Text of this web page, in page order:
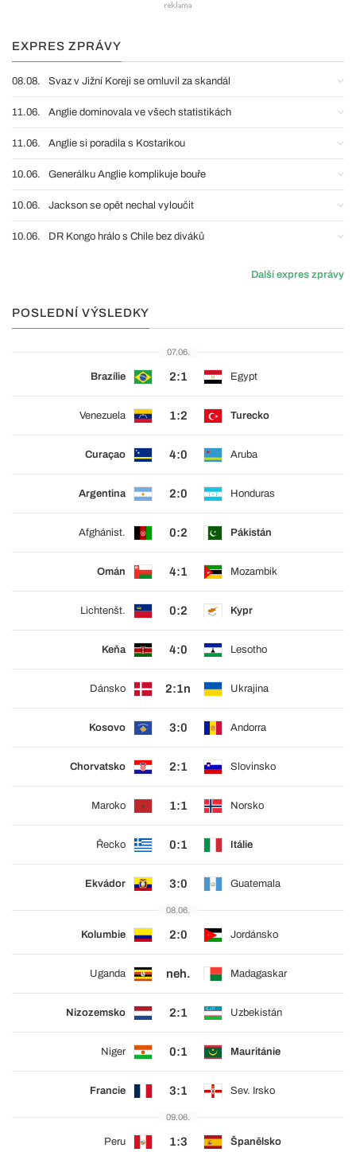
EXPRES ZPRÁVY
08.08. Svaz v Jižní Koreji se omluvil za skandál
11.06. Anglie dominovala ve všech statistikách
11.06. Anglie si poradila s Kostarikou
10.06. Generálku Anglie komplikuje bouře
10.06. Jackson se opět nechal vyloučit
10.06. DR Kongo hrálo s Chile bez diváků
Další expres zprávy
POSLEDNÍ VÝSLEDKY
07.06.
Brazílie 2:1 Egypt
Venezuela 1:2 Turecko
Curaçao 4:0 Aruba
Argentina 2:0 Honduras
Afghánist. 0:2 Pákistán
Omán 4:1 Mozambik
Lichtenšt. 0:2 Kypr
Keňa 4:0 Lesotho
Dánsko 2:1n Ukrajina
Kosovo 3:0 Andorra
Chorvatsko 2:1 Slovinsko
Maroko 1:1 Norsko
Řecko 0:1 Itálie
Ekvádor 3:0 Guatemala
08.06.
Kolumbie 2:0 Jordánsko
Uganda neh. Madagaskar
Nizozemsko 2:1 Uzbekistán
Niger 0:1 Mauritánie
Francie 3:1 Sev. Irsko
09.06.
Peru 1:3 Španělsko